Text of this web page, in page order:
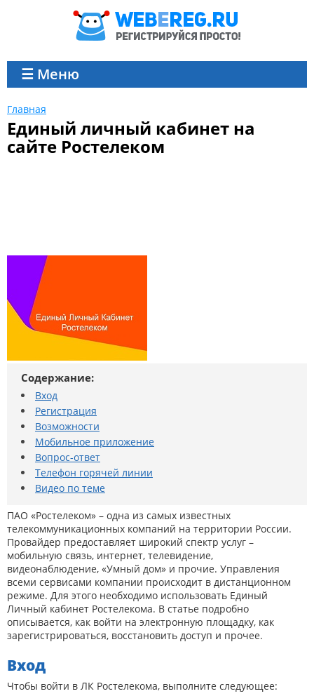
☰ Меню
Главная
Единый личный кабинет на
сайте Ростелеком
Содержание:
Вход
Регистрация
Возможности
Мобильное приложение
Вопрос-ответ
Телефон горячей линии
Видео по теме
ПАО «Ростелеком» – одна из самых известных
телекоммуникационных компаний на территории России.
Провайдер предоставляет широкий спектр услуг –
мобильную связь, интернет, телевидение,
видеонаблюдение, «Умный дом» и прочие. Управления
всеми сервисами компании происходит в дистанционном
режиме. Для этого необходимо использовать Единый
Личный кабинет Ростелекома. В статье подробно
описывается, как войти на электронную площадку, как
зарегистрироваться, восстановить доступ и прочее.
Вход
Чтобы войти в ЛК Ростелекома, выполните следующее: